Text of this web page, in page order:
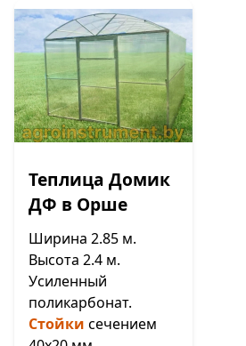
Теплица Домик
ДФ в Орше
Ширина 2.85 м.
Высота 2.4 м.
Усиленный
поликарбонат.
Стойки сечением